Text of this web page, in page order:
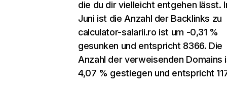
die du dir vielleicht entgehen lässt.
Juni ist die Anzahl der Backlinks zu
calculator-salarii.ro ist um -0,31 %
gesunken und entspricht 8366. Die
Anzahl der verweisenden Domains
4,07 % gestiegen und entspricht